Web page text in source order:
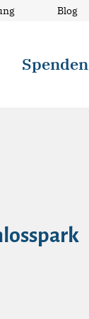
Blog
Spenden